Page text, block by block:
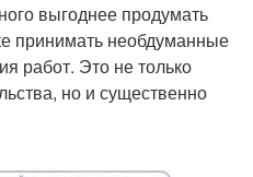
выгоднее продумать
принимать необдуманные
работ. Это не только
но и существенно